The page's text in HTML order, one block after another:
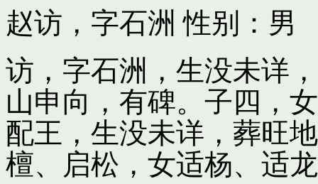
赵访，字石洲 性别：男
访，字石洲，生没未详
山申向，有碑。子四，
配王，生没未详，葬旺
檀、启松，女适杨、适